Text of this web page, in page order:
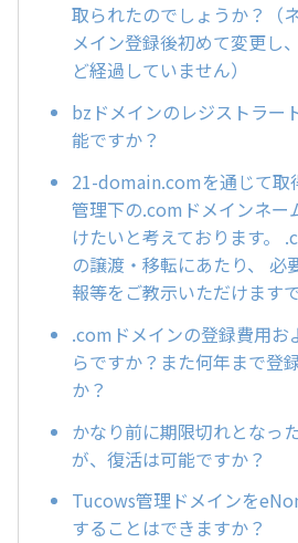
取られたのでしょうか？（
メイン登録後初めて変更し
ど経過していません）
bzドメインのレジストラー
能ですか？
21-domain.comを通じて
管理下の.comドメインネー
けたいと考えております。
の譲渡・移転にあたり、 必
報等をご教示いただけます
.comドメインの登録費用お
らですか？また何年まで登
か？
かなり前に期限切れとなっ
が、復活は可能ですか？
Tucows管理ドメインを
することはできますか？